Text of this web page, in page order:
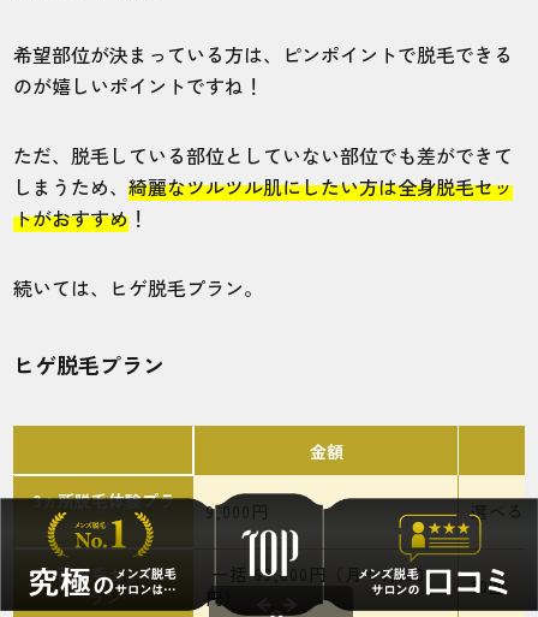
5.0
5 5 5 5 5
店舗
渋谷モディ店
高い脱毛は金銭的に厳しく、全国最安値を
会金等もなかったので安心しています。
30代・ヒロカミさん
5.0
施術 接客 料金 予約
希望部位が決まっている方は、ピンポイントで脱毛できる
のが嬉しいポイントですね！
ただ、脱毛している部位としていない部位でも差ができて
しまうため、綺麗なツルツル肌にしたい方は全身脱毛セッ
トがおすすめ ！
続いては、ヒゲ脱毛プラン。
ヒゲ脱毛プラン
金額
3ヵ所脱毛体験プラ
ン
9,000円 選べる
3ヵ所脱毛セットプ
ラン
一括 69,800円（月々1,500
円）
10回